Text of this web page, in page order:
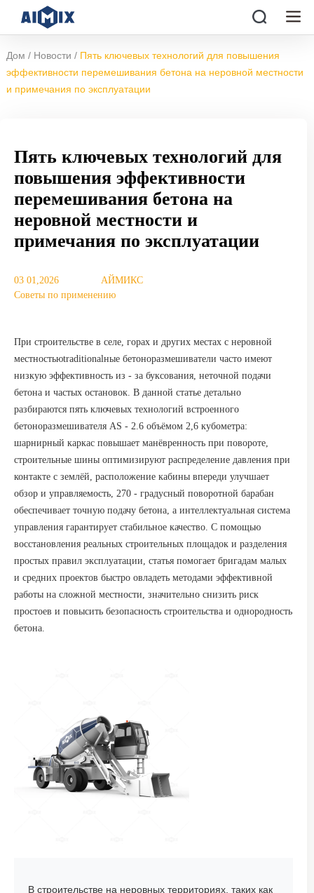
Дом / Новости / Пять ключевых технологий для повышения
эффективности перемешивания бетона на неровной местности
и примечания по эксплуатации
Пять ключевых технологий для
повышения эффективности
перемешивания бетона на
неровной местности и
примечания по эксплуатации
03 01,2026
АЙМИКС
Советы по применению
При строительстве в селе, горах и других местах с неровной
местностьюtraditionalные бетоноразмешиватели часто имеют
низкую эффективность из - за буксования, неточной подачи
бетона и частых остановок. В данной статье детально
разбираются пять ключевых технологий встроенного
бетоноразмешивателя AS - 2.6 объёмом 2,6 кубометра:
шарнирный каркас повышает манёвренность при повороте,
строительные шины оптимизируют распределение давления при
контакте с землёй, расположение кабины впереди улучшает
обзор и управляемость, 270 - градусный поворотной барабан
обеспечивает точную подачу бетона, а интеллектуальная система
управления гарантирует стабильное качество. С помощью
восстановления реальных строительных площадок и разделения
простых правил эксплуатации, статья помогает бригадам малых
и средних проектов быстро овладеть методами эффективной
работы на сложной местности, значительно снизить риск
простоев и повысить безопасность строительства и однородность
бетона.
В строительстве на неровных территориях, таких как